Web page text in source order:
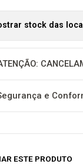
stock das
e
ESTE PRODUTO